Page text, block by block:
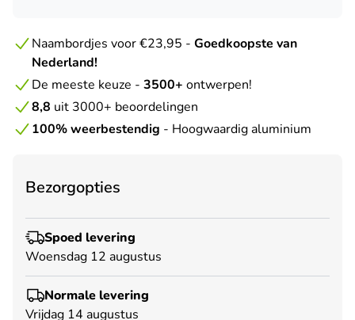
Naambordjes voor €23,95 - Goedkoopste van
Nederland!
De meeste keuze - 3500+ ontwerpen!
8,8 uit 3000+ beoordelingen
100% weerbestendig - Hoogwaardig aluminium
Bezorgopties
Spoed levering
Woensdag 12 augustus
Normale levering
Vrijdag 14 augustus